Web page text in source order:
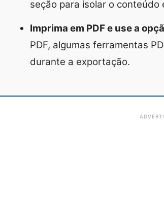
seção para isolar o
Imprima em PDF e use a
PDF, algumas ferramentas
durante a exportação.